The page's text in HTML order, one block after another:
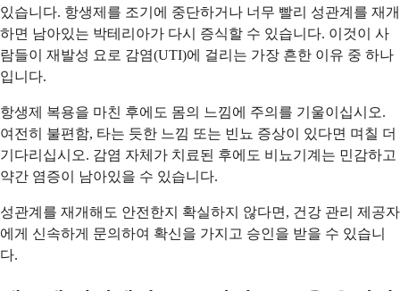
있습니다. 항생제를 조기에 중단하거나 너무 빨리 성관계를 재개
하면 남아있는 박테리아가 다시 증식할 수 있습니다. 이것이 사
람들이 재발성 요로 감염(UTI)에 걸리는 가장 흔한 이유 중 하나
입니다.
항생제 복용을 마친 후에도 몸의 느낌에 주의를 기울이십시오.
여전히 불편함, 타는 듯한 느낌 또는 빈뇨 증상이 있다면 며칠 더
기다리십시오. 감염 자체가 치료된 후에도 비뇨기계는 민감하고
약간 염증이 남아있을 수 있습니다.
성관계를 재개해도 안전한지 확실하지 않다면, 건강 관리 제공자
에게 신속하게 문의하여 확신을 가지고 승인을 받을 수 있습니
다.